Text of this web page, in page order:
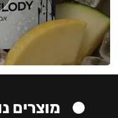
מוצרים